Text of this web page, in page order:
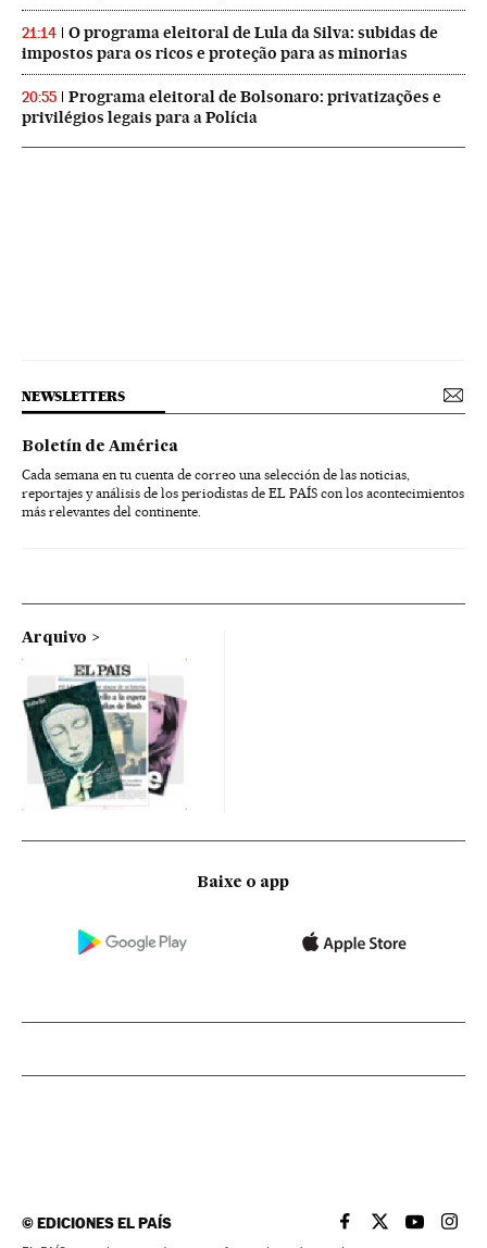
21:14
O programa eleitoral de Lula da Silva: subidas de
impostos para os ricos e proteção para as minorias
20:55
Programa eleitoral de Bolsonaro: privatizações e
privilégios legais para a Polícia
NEWSLETTERS
Boletín de América
Cada semana en tu cuenta de correo una selección de las noticias,
reportajes y análisis de los periodistas de EL PAÍS con los acontecimientos
más relevantes del continente.
Arquivo
Baixe o app
©EDICIONES EL PAÍS EL PAÍS BRASIL EN
EL PAÍSEL PAÍS
EL